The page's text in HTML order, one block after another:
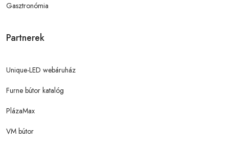
Gasztronómia
Partnerek
Unique-LED webáruház
Furne bútor katalóg
PlázaMax
VM bútor